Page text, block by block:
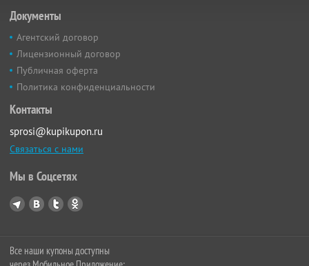
Документы
Агентский договор
Лицензионный договор
Публичная оферта
Политика конфиденциальности
Контакты
sprosi@kupikupon.ru
Связаться с нами
Мы в Соцсетях
Все наши купоны доступны